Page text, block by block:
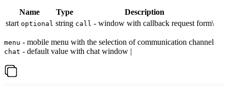
Name Type
Description
start optional string call - window with callback request form\
menu - mobile menu with the selection of communication channel
chat - default value with chat window |